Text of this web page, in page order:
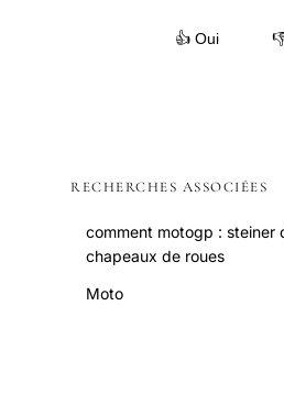
👍 Oui
RECHERCHES ASSOCIÉES
comment motogp : steiner
chapeaux de roues
Moto